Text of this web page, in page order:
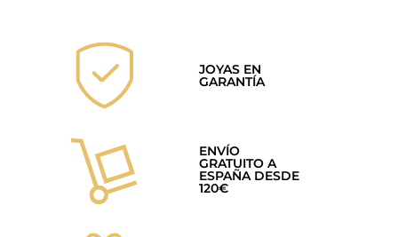
JOYAS EN
GARANTÍA
ENVÍO
GRATUITO A
ESPAÑA DESDE
120€